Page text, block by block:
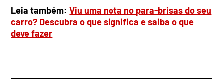
Leia também:Viu uma nota no para-brisas do seu
carro? Descubra o que significa e saiba o que
deve fazer